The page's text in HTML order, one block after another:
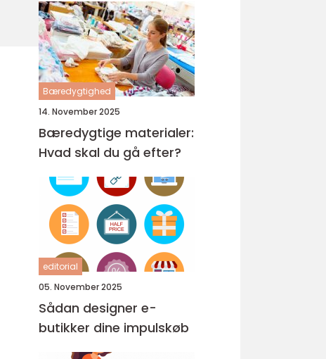
Bæredygtighed
14. November 2025
Bæredygtige materialer:
Hvad skal du gå efter?
editorial
05. November 2025
Sådan designer e-
butikker dine impulskøb